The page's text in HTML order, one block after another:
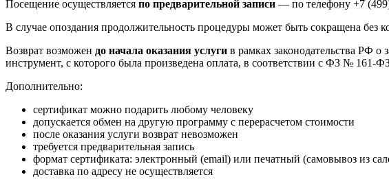
Посещение осуществляется по предварительной записи — по телефону +7
В случае опоздания продолжительность процедуры может быть сокращена без
Возврат возможен до начала оказания услуги в рамках законодательства РФ
инструмент, с которого была произведена оплата, в соответствии с ФЗ №
Дополнительно:
сертификат можно подарить любому человеку
допускается обмен на другую программу с перерасчетом стоимости
после оказания услуги возврат невозможен
требуется предварительная запись
формат сертификата: электронный (email) или печатный (самовывоз из
доставка по адресу не осуществляется